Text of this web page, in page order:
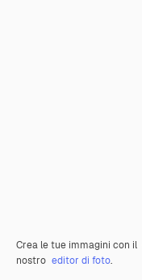
Crea le tue immagini con il
nostro editor di foto.